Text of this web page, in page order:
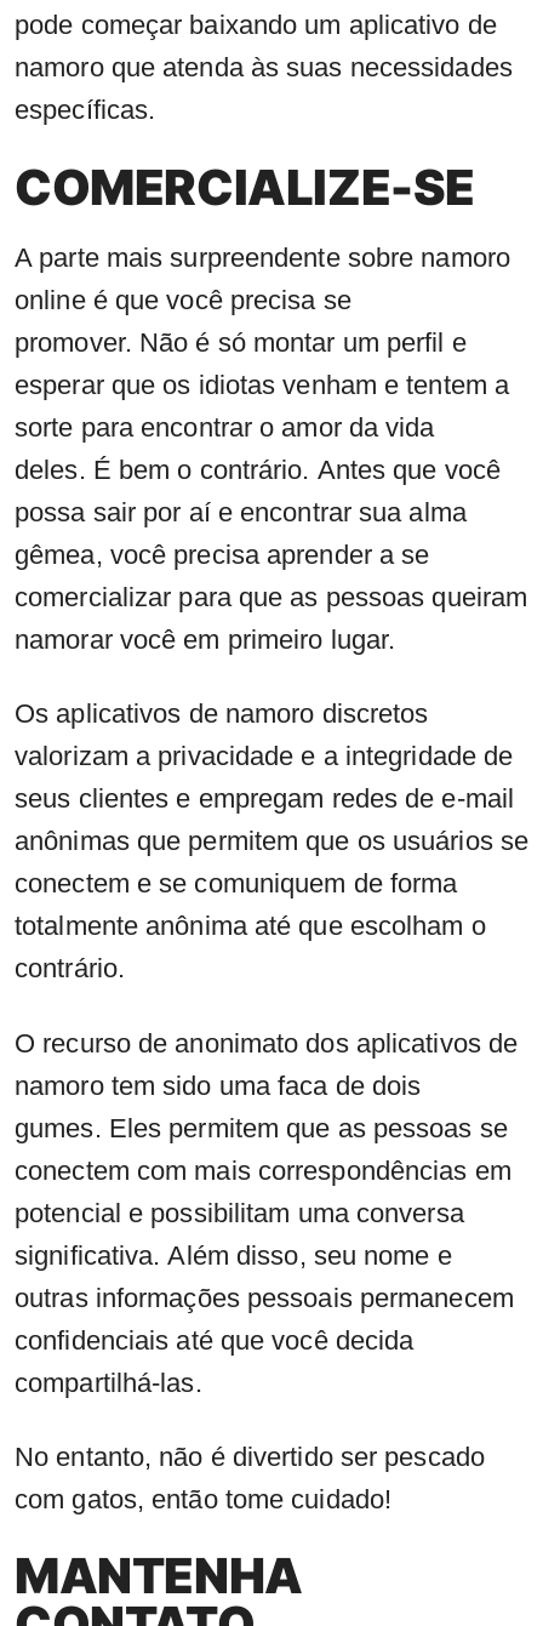
pode começar baixando um aplicativo de
namoro que atenda às suas necessidades
específicas.
COMERCIALIZE-SE
A parte mais surpreendente sobre namoro
online é que você precisa se
promover. Não é só montar um perfil e
esperar que os idiotas venham e tentem a
sorte para encontrar o amor da vida
deles. É bem o contrário. Antes que você
possa sair por aí e encontrar sua alma
gêmea, você precisa aprender a se
comercializar para que as pessoas queiram
namorar você em primeiro lugar.
Os aplicativos de namoro discretos
valorizam a privacidade e a integridade de
seus clientes e empregam redes de e-mail
anônimas que permitem que os usuários se
conectem e se comuniquem de forma
totalmente anônima até que escolham o
contrário.
O recurso de anonimato dos aplicativos de
namoro tem sido uma faca de dois
gumes. Eles permitem que as pessoas se
conectem com mais correspondências em
potencial e possibilitam uma conversa
significativa. Além disso, seu nome e
outras informações pessoais permanecem
confidenciais até que você decida
compartilhá-las.
No entanto, não é divertido ser pescado
com gatos, então tome cuidado!
MANTENHA